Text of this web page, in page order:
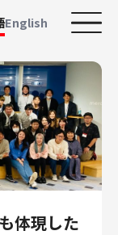
English
体現した